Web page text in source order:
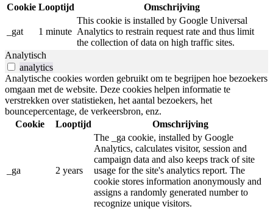
Cookie Looptijd Omschrijving
_gat 1 minute
This cookie is installed by Google Universal
Analytics to restrain request rate and thus limit
the collection of data on high traffic sites.
Analytisch
analytics
Analytische cookies worden gebruikt om te begrijpen hoe bezoekers
omgaan met de website. Deze cookies helpen informatie te
verstrekken over statistieken, het aantal bezoekers, het
bouncepercentage, de verkeersbron, enz.
Cookie
Looptijd Omschrijving
_ga 2 years
The _ga cookie, installed by Google
Analytics, calculates visitor, session and
campaign data and also keeps track of site
usage for the site's analytics report. The
cookie stores information anonymously and
assigns a randomly generated number to
recognize unique visitors.